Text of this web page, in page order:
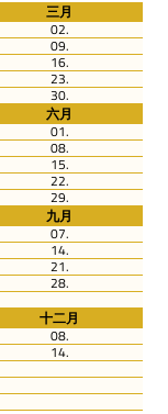
三月
02.
09.
16.
23.
30.
六月
01.
08.
15.
22.
29.
九月
07.
14.
21.
28.
十二月
08.
14.